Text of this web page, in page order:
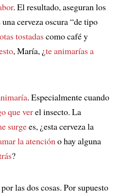
. El resultado, aseguran los
cerveza oscura “de tipo
tostadascomo café y
, María, ¿te animarías a
. Especialmente cuando
que verel insecto. La
surgees, ¿esta cerveza la
la atención o hay alguna
?
las dos cosas. Por supuesto